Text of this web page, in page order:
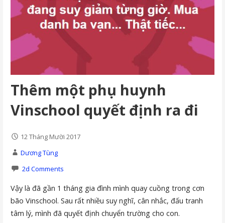
Thêm một phụ huynh
Vinschool quyết định ra đi
12 Tháng Mười 2017
Dương Tùng
2d Comments
Vậy là đã gần 1 tháng gia đình mình quay cuồng trong cơn
bão Vinschool. Sau rất nhiều suy nghĩ, cân nhắc, đấu tranh
tâm lý, mình đã quyết định chuyển trường cho con.